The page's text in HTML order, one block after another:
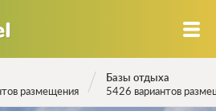
размещения
Базы отдыха
5426 вариантов